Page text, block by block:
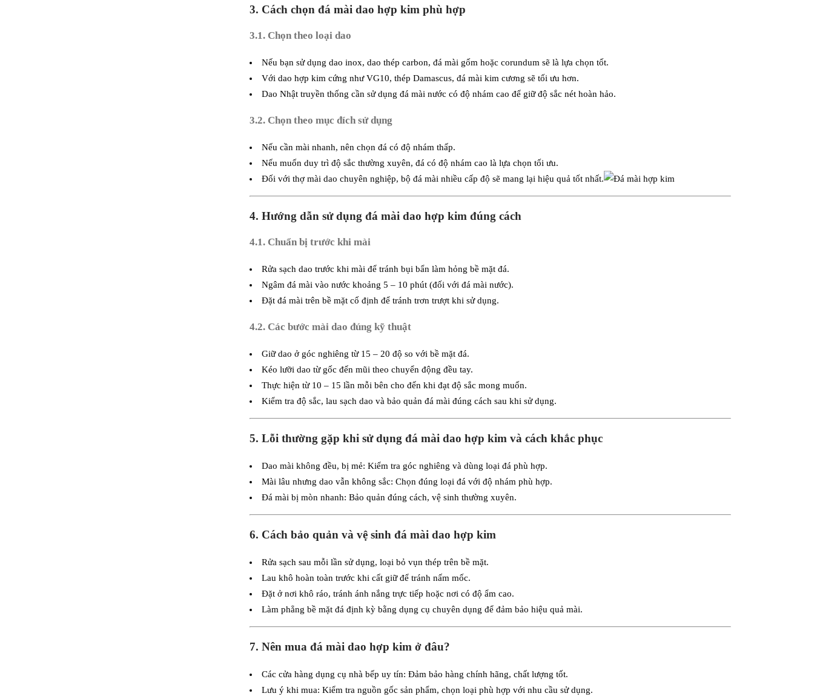
3. Cách chọn đá mài dao hợp kim phù hợp
3.1. Chọn theo loại dao
Nếu bạn sử dụng dao inox, dao thép carbon, đá mài gốm hoặc corundum sẽ là lựa chọn tốt.
Với dao hợp kim cứng như VG10, thép Damascus, đá mài kim cương sẽ tối ưu hơn.
Dao Nhật truyền thống cần sử dụng đá mài nước có độ nhám cao để giữ độ sắc nét hoàn hảo.
3.2. Chọn theo mục đích sử dụng
Nếu cần mài nhanh, nên chọn đá có độ nhám thấp.
Nếu muốn duy trì độ sắc thường xuyên, đá có độ nhám cao là lựa chọn tối ưu.
Đối với thợ mài dao chuyên nghiệp, bộ đá mài nhiều cấp độ sẽ mang lại hiệu quả tốt nhất.
4. Hướng dẫn sử dụng đá mài dao hợp kim đúng cách
4.1. Chuẩn bị trước khi mài
Rửa sạch dao trước khi mài để tránh bụi bẩn làm hỏng bề mặt đá.
Ngâm đá mài vào nước khoảng 5 – 10 phút (đối với đá mài nước).
Đặt đá mài trên bề mặt cố định để tránh trơn trượt khi sử dụng.
4.2. Các bước mài dao đúng kỹ thuật
Giữ dao ở góc nghiêng từ 15 – 20 độ so với bề mặt đá.
Kéo lưỡi dao từ gốc đến mũi theo chuyển động đều tay.
Thực hiện từ 10 – 15 lần mỗi bên cho đến khi đạt độ sắc mong muốn.
Kiểm tra độ sắc, lau sạch dao và bảo quản đá mài đúng cách sau khi sử dụng.
5. Lỗi thường gặp khi sử dụng đá mài dao hợp kim và cách khắc phục
Dao mài không đều, bị mẻ: Kiểm tra góc nghiêng và dùng loại đá phù hợp.
Mài lâu nhưng dao vẫn không sắc: Chọn đúng loại đá với độ nhám phù hợp.
Đá mài bị mòn nhanh: Bảo quản đúng cách, vệ sinh thường xuyên.
6. Cách bảo quản và vệ sinh đá mài dao hợp kim
Rửa sạch sau mỗi lần sử dụng, loại bỏ vụn thép trên bề mặt.
Lau khô hoàn toàn trước khi cất giữ để tránh nấm mốc.
Đặt ở nơi khô ráo, tránh ánh nắng trực tiếp hoặc nơi có độ ẩm cao.
Làm phẳng bề mặt đá định kỳ bằng dụng cụ chuyên dụng để đảm bảo hiệu quả mài.
7. Nên mua đá mài dao hợp kim ở đâu?
Các cửa hàng dụng cụ nhà bếp uy tín: Đảm bảo hàng chính hãng, chất lượng tốt.
Lưu ý khi mua: Kiểm tra nguồn gốc sản phẩm, chọn loại phù hợp với nhu cầu sử dụng.